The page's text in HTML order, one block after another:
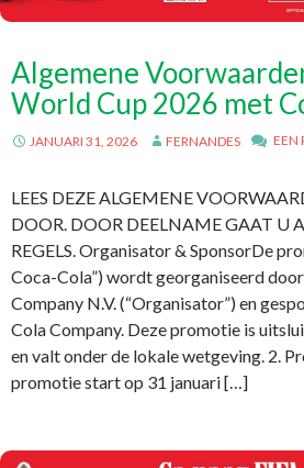
Algemene
World Cup 2026 met
JANUARI 31, 2026 FERNANDES EEN
LEES DEZE ALGEMENE
DOOR. DOOR DEELNAME GAAT U
REGELS. Organisator & SponsorDe
Coca-Cola”) wordt georganiseerd
Company N.V. (“Organisator”) en
Cola Company. Deze promotie is
en valt onder de lokale wetgeving. 2.
promotie start op 31 januari […]